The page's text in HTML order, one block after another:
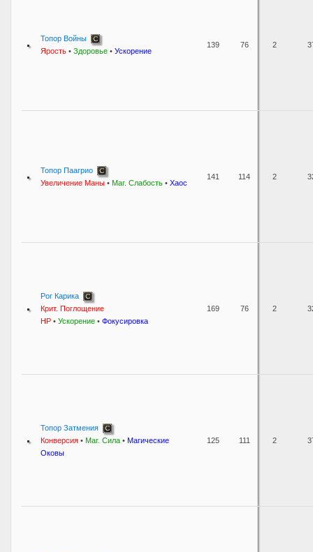
Топор Войны
Ярость • Здоровье • Ускорение
139 76 2
Топор Паагрио
Увеличение Маны • Маг. Слабость • Хаос
141 114 2
Рог Карика
Крит. Поглощение
HP • Ускорение • Фокусировка
169 76 2
Топор Затмения
Конверсия • Маг. Сила • Магические
Оковы
125 111 2